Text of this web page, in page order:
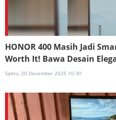
HONOR 400 Masih Jadi
Worth It! Bawa Desain
Sabtu, 20 Desember 2025 10:30